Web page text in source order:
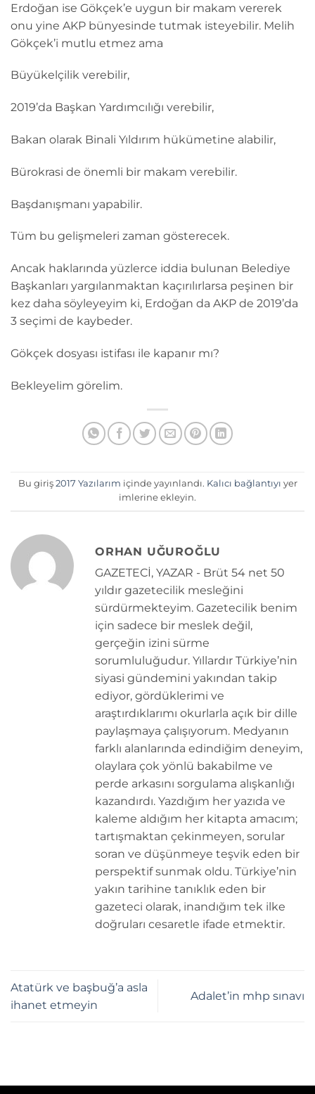
Erdoğan ise Gökçek’e uygun bir makam vererek
onu yine AKP bünyesinde tutmak isteyebilir. Melih
Gökçek’i mutlu etmez ama
Büyükelçilik verebilir,
2019’da Başkan Yardımcılığı verebilir,
Bakan olarak Binali Yıldırım hükümetine alabilir,
Bürokrasi de önemli bir makam verebilir.
Başdanışmanı yapabilir.
Tüm bu gelişmeleri zaman gösterecek.
Ancak haklarında yüzlerce iddia bulunan Belediye
Başkanları yargılanmaktan kaçırılırlarsa peşinen bir
kez daha söyleyeyim ki, Erdoğan da AKP de 2019’da
3 seçimi de kaybeder.
Gökçek dosyası istifası ile kapanır mı?
Bekleyelim görelim.
Bu giriş 2017 Yazılarım içinde yayınlandı. Kalıcı bağlantıyı yer
imlerine ekleyin.
ORHAN UĞUROĞLU
GAZETECİ, YAZAR - Brüt 54 net 50
yıldır gazetecilik mesleğini
sürdürmekteyim. Gazetecilik benim
için sadece bir meslek değil,
gerçeğin izini sürme
sorumluluğudur. Yıllardır Türkiye’nin
siyasi gündemini yakından takip
ediyor, gördüklerimi ve
araştırdıklarımı okurlarla açık bir dille
paylaşmaya çalışıyorum. Medyanın
farklı alanlarında edindiğim deneyim,
olaylara çok yönlü bakabilme ve
perde arkasını sorgulama alışkanlığı
kazandırdı. Yazdığım her yazıda ve
kaleme aldığım her kitapta amacım;
tartışmaktan çekinmeyen, sorular
soran ve düşünmeye teşvik eden bir
perspektif sunmak oldu. Türkiye’nin
yakın tarihine tanıklık eden bir
gazeteci olarak, inandığım tek ilke
doğruları cesaretle ifade etmektir.
Atatürk ve başbuğ’a asla
ihanet etmeyin
Adalet’in mhp sınavı